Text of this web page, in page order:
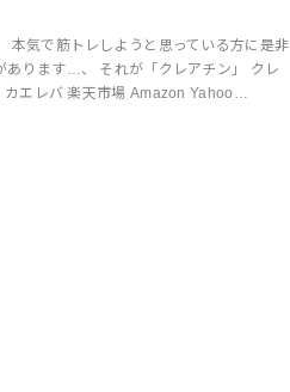
本気で筋トレしようと思っている方に是非
あります…、 それが「クレアチン」 クレ
エレバ 楽天市場 Amazon Yahoo…